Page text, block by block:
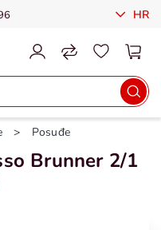
HR
Posuđe
Brunner 2/1